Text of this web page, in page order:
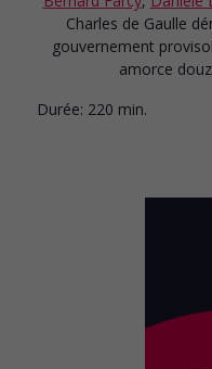
Charles de Gaulle
gouvernement
amorce
Durée: 220 min.